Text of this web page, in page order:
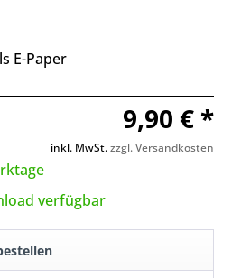
E-Paper
9,90 € *
inkl. MwSt.zzgl. Versandkosten
verfügbar